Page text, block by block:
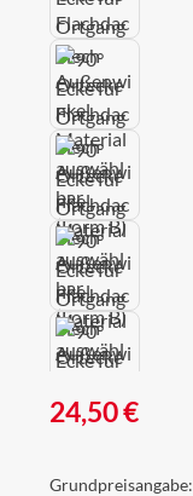
Regulärer Preis:
24,50 €
Grundpreisangabe: